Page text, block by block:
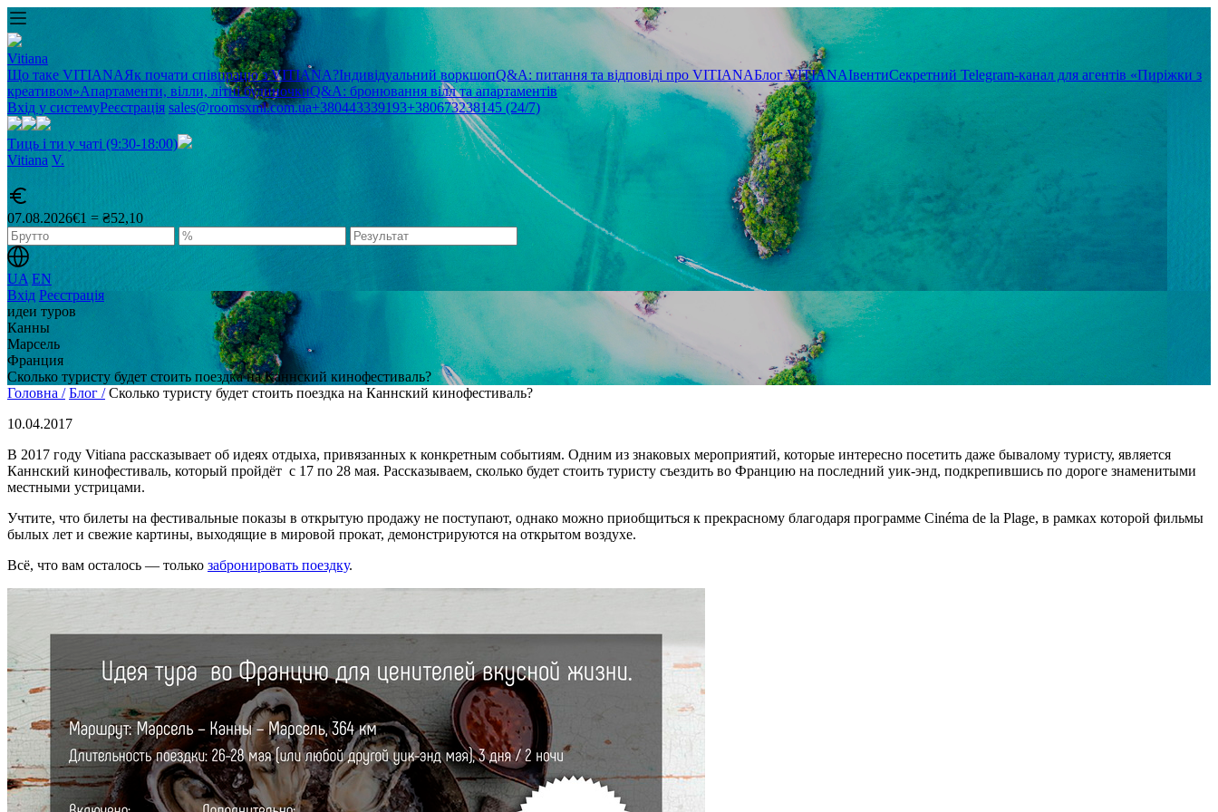
Vitiana
Що таке VITIANAЯк почати співпрацю з VITIANA?Індивідуальний воркшопQ&A: питання та відповіді про VITIANAБлог VITIANAІвентиСекретний Telegram-канал для агентів «Пиріжки з
креативом»Апартаменти, вілли, літні будиночкиQ&A: бронювання вілл та апартаментів
Вхід у системуРеєстрація sales@roomsxml.com.ua+380443339193+380673238145 (24/7)
Тиць і ти у чаті (9:30-18:00)
Vitiana V.
07.08.2026€1 = ₴52,10
UA EN
Вхід Реєстрація
идеи туров
Канны
Марсель
Франция
Сколько туристу будет стоить поездка на Каннский кинофестиваль?
Головна / Блог / Сколько туристу будет стоить поездка на Каннский кинофестиваль?
10.04.2017
В 2017 году Vitiana рассказывает об идеях отдыха, привязанных к конкретным событиям. Одним из знаковых мероприятий, которые интересно посетить даже бывалому туристу, является
Каннский кинофестиваль, который пройдёт с 17 по 28 мая. Рассказываем, сколько будет стоить туристу съездить во Францию на последний уик-энд, подкрепившись по дороге знаменитыми
местными устрицами.
Учтите, что билеты на фестивальные показы в открытую продажу не поступают, однако можно приобщиться к прекрасному благодаря программе Cinéma de la Plage, в рамках которой фильмы
былых лет и свежие картины, выходящие в мировой прокат, демонстрируются на открытом воздухе.
Всё, что вам осталось — только забронировать поездку.